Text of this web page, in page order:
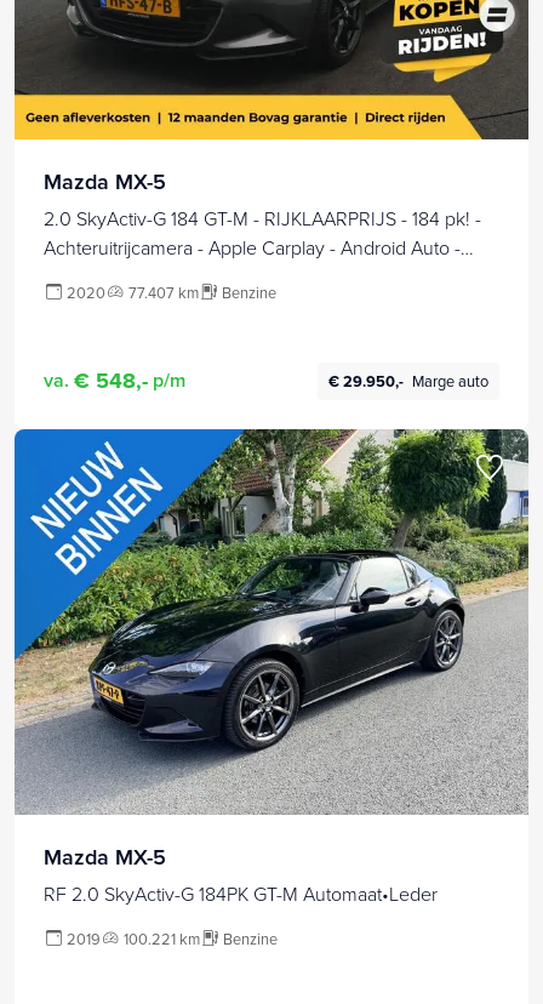
Mazda MX-5
2.0 SkyActiv-G 184 GT-M - RIJKLAARPRIJS - 184 pk! -
Achteruitrijcamera - Apple Carplay - Android Auto -
2020 77.407 km Benzine
va. € 548,- p/m € 29.950,- Marge auto
Mazda MX-5
RF 2.0 SkyActiv-G 184PK GT-M Automaat•Leder
2019 100.221 km Benzine